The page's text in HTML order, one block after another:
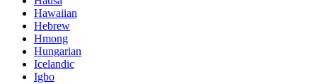
Hawaiian
Hebrew
Hmong
Hungarian
Icelandic
Igbo